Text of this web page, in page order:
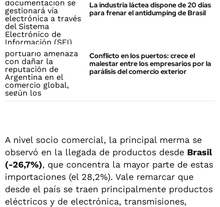
La industria láctea dispone de 20 días
para frenar el antidumping de Brasil
Conflicto en los puertos: crece el
malestar entre los empresarios por la
parálisis del comercio exterior
A nivel socio comercial, la principal merma se
observó en la llegada de productos desde Brasil
(-26,7%), que concentra la mayor parte de estas
importaciones (el 28,2%). Vale remarcar que
desde el país se traen principalmente productos
eléctricos y de electrónica, transmisiones,